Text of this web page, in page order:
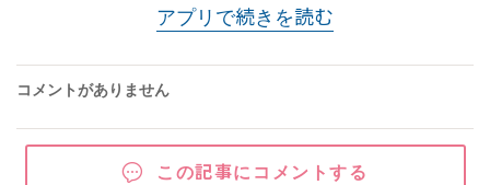
アプリで続きを読む
コメントがありません
この記事にコメントする